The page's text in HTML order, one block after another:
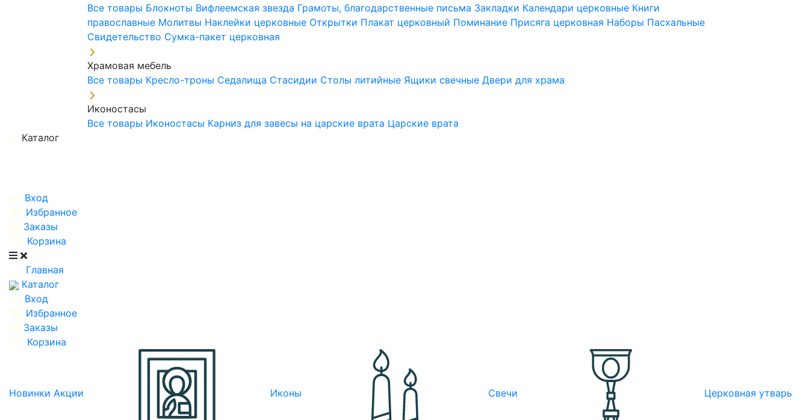
Все товары Блокноты Вифлеемская звезда Грамоты, благодарственные письма Закладки Календари церковные Книги
православные Молитвы Наклейки церковные Открытки Плакат церковный Поминание Присяга церковная Наборы Пасхальные
Свидетельство Сумка-пакет церковная
Храмовая мебель
Все товары Кресло-троны Седалища Стасидии Столы литийные Ящики свечныеДвери для храма
Иконостасы
Все товары Иконостасы Карниз для завесы на царские врата Царские врата
Каталог
Вход
Избранное
Заказы
Корзина
Главная
Каталог
Вход
Избранное
Заказы
Корзина
Новинки Акции Иконы Свечи Церковная утварь